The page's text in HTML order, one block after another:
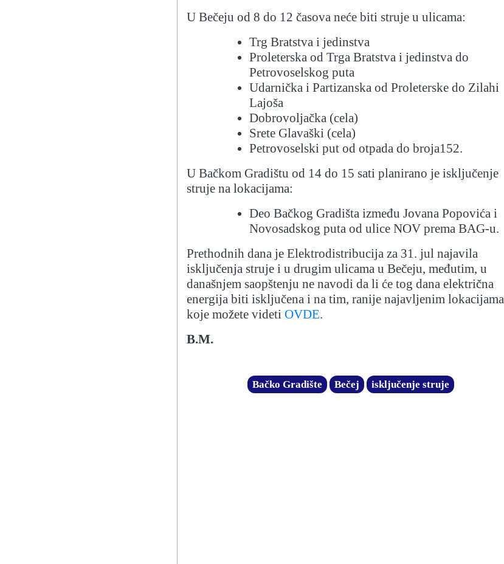
U Bečeju od 8 do 12 časova neće biti struje u ulicama:
Trg Bratstva i jedinstva
Proleterska od Trga Bratstva i jedinstva do
Petrovoselskog puta
Udarnička i Partizanska od Proleterske do Zilahi
Lajoša
Dobrovoljačka (cela)
Srete Glavaški (cela)
Petrovoselski put od otpada do broja152.
U Bačkom Gradištu od 14 do 15 sati planirano je isključenje
struje na lokacijama:
Deo Bačkog Gradišta između Jovana Popovića i
Novosadskog puta od ulice NOV prema BAG-u.
Prethodnih dana je Elektrodistribucija za 31. jul najavila
isključenja struje i u drugim ulicama u Bečeju, međutim, u
današnjem saopštenju ne navodi da li će tog dana električna
energija biti isključena i na tim, ranije najavljenim lokacijama
koje možete videti OVDE.
B.M.
Bačko Gradište Bečej isključenje struje